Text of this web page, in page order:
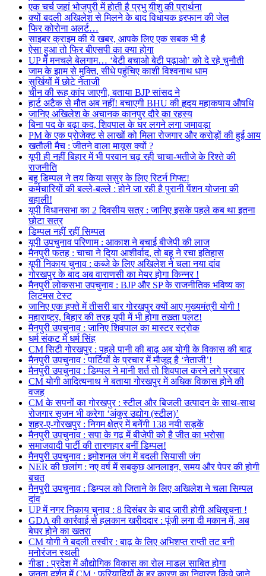
एक चर्च जहां भोजपुरी में होती है प्रभु यीशु की प्रार्थना
क्यों बदली अखिलेश से मिलने के बाद विधायक इरफान की जेल
फिर कोरोना अलर्ट…
साइबर क्राइम की ये खबर, आपके लिए एक सबक भी है
ऐसा हुआ तो फिर बीएसपी का क्या होगा
UP में मनचले बेलगाम… ‘बेटी बचाओ बेटी पढ़ाओ’ को दे रहे चुनौती
जाम के झाम से मुक्ति, सीधे पहुंचिए काशी विश्वनाथ धाम
सुर्खियों में छोटे नेताजी
चीन की रूह कांप जाएगी, बताया BJP सांसद ने
हार्ट अटैक से मौत अब नहीं! बचाएगी BHU की हृदय महाकषाय औषधि
जानिए अखिलेश के अचानक कानपुर दौरे का रहस्य
बिना पद के बढ़ा कद, शिवपाल के घर लगने लगा जमावड़ा
PM के एक प्रोजेक्ट से लाखों को मिला रोजगार और करोड़ों की हुई आय
खतौली मैच : जीतने वाला मायूस क्यों ?
यूपी ही नहीं बिहार में भी परवान चढ़ रही चाचा-भतीजे के रिश्ते की
राजनीति
बहू डिम्पल ने तय किया ससुर के लिए रिटर्न गिफ्ट!
कर्मचारियों की बल्ले-बल्ले : होने जा रही है पुरानी पेंशन योजना की
बहाली!
यूपी विधानसभा का 2 दिवसीय सत्र : जानिए इसके पहले कब था इतना
छोटा सत्र
डिम्पल नहीं रहीं सिम्पल
यूपी उपचुनाव परिणाम : आकाश ने बचाई बीजेपी की लाज
मैनपुरी फतह : चाचा ने दिया आशीर्वाद, तो बहू ने रचा इतिहास
यूपी निकाय चुनाव : कब्जे के लिए अखिलेश ने चला नया दांव
गोरखपुर के बाद अब वाराणसी का मेयर होगा किन्नर !
मैनपुरी लोकसभा उपचुनाव : BJP और SP के राजनीतिक भविष्य का
लिटमस टेस्ट
जानिए एक हफ्ते में तीसरी बार गोरखपुर क्यों आए मुख्यमंत्री योगी !
महाराष्ट्र, बिहार की तरह यूपी में भी होगा तख़्ता पलट!
मैनपुरी उपचुनाव : जानिए शिवपाल का मास्टर स्ट्रोक
धर्म संकट में धर्म सिंह
CM सिटी गोरखपुर : पहले पानी की बाढ़ अब योगी के विकास की बाढ़
मैनपुरी उपचुनाव : पार्टियों के प्रचार में मौजूद है ‘नेताजी’!
मैनपुरी उपचुनाव : डिम्पल ने मानी शर्त तो शिवपाल करने लगे प्रचार
CM योगी आदित्यनाथ ने बताया गोरखपुर में अधिक विकास होने की
वजह
CM के सपनों का गोरखपुर : स्टील और बिजली उत्पादन के साथ-साथ
रोजगार सृजन भी करेगा ‘अंकुर उद्योग (स्टील)’
शहर-ए-गोरखपुर : निगम क्षेत्र में बनेंगी 138 नयी सड़कें
मैनपुरी उपचुनाव : सपा के गढ़ में बीजेपी को है जीत का भरोसा
समाजवादी पार्टी की तारणहार बनीं डिम्पल!
मैनपुरी उपचुनाव : इमोशनल जंग में बदली सियासी जंग
NER की छलांग : नए वर्ष में सबकुछ आनलाइन, समय और पेपर की होगी
बचत
मैनपुरी उपचुनाव : डिम्पल को जिताने के लिए अखिलेश ने चला सिम्पल
दांव
UP में नगर निकाय चुनाव : 8 दिसंबर के बाद जारी होगी अधिसूचना !
GDA की कार्रवाई से हलकान खरीददार : पूंजी लगा दी मकान में, अब
बेघर होने का खतरा
CM योगी ने बदली तस्वीर : बाढ़ के लिए अभिशप्त राप्ती तट बनी
मनोरंजन स्थली
गीडा : प्रदेश में औद्योगिक विकास का रोल माडल साबित होगा
जनता दर्शन में CM : फरियादियों के हर कारण का निवारण किये जाने